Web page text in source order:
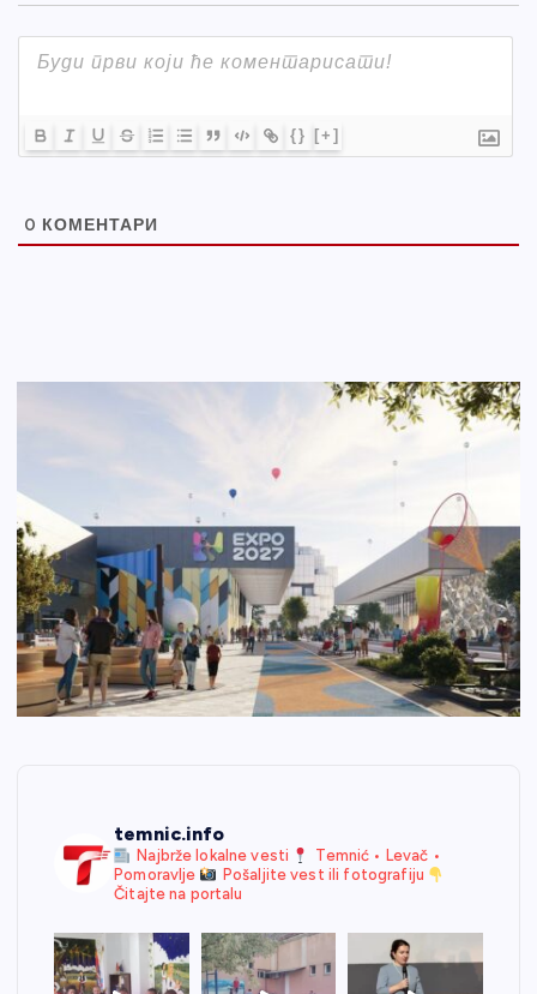
{} [+]
0 КОМЕНТАРИ
temnic.info
Najbrže lokalne vesti
Temnić • Levač •
Pomoravlje
Pošaljite vest ili fotografiju
Čitajte na portalu